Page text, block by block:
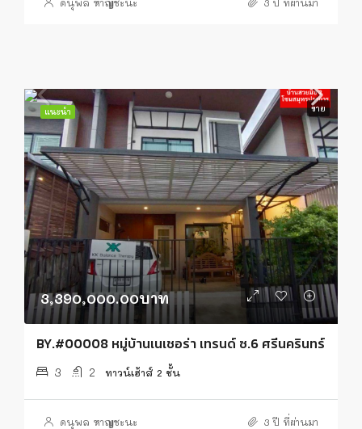
แนะนำ ขาย
3,390,000.00บาท
BY.#00008 หมู่บ้านเนเชอร่า เทรนด์ ซ.6 ศรีนครินทร์
3 2 ทาวน์เฮ้าส์ 2 ชั้น
ดนุพล หาญชะนะ 3 ปี ที่ผ่านมา